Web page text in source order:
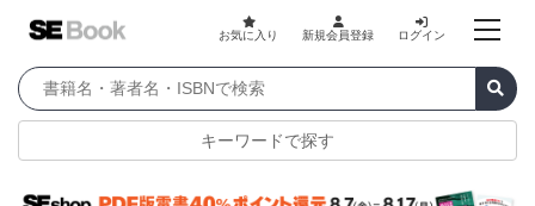
お気に入り 新規会員登録 ログイン
キーワードで探す